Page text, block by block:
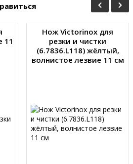
11
Нож Victorinox для
резки и чистки
(6.7836.L118) жёлтый,
волнистое лезвие 11 см